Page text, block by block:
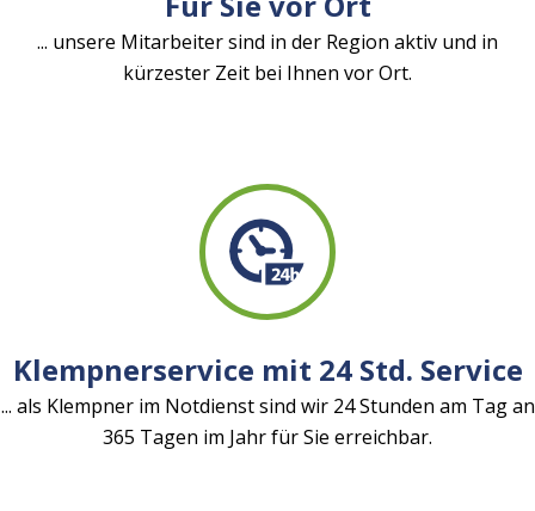
... unsere Mitarbeiter sind in der Region aktiv und in
kürzester Zeit bei Ihnen vor Ort.
Klempnerservice mit 24 Std. Service
... als Klempner im Notdienst sind wir 24 Stunden am Tag an
365 Tagen im Jahr für Sie erreichbar.